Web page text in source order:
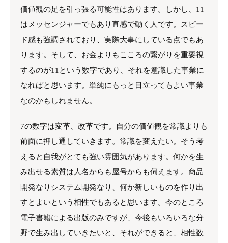
価値観の足を引っ張る可能性はあります。しかし、11
はメッセンジャーでもあり直感で動く人です。スピー
ド感も強調されており、実際大事にしている点でもあ
ります。そして、お金よりもこころの繋がりを重要視
するのが11という数字であり、それを意識した事業に
なればと思います。単純にもっと目立ってもよい事業
なのかもしれません。
7の数字は変革、改革です。自分の価値観を常識よりも
前面に押し通していきます。常識を変えたい。そう考
えると自我がとても強い雰囲気があります。何かを生
み出せる素質は人名からも屋号からも伺えます。商品
開発なりシステム開発なり、何か新しいものを作り出
すとよいという相性でもあると思います。今のところ
電子書籍による出版のみですが、今後もいろいろな分
野で生み出していきたいと、それができると、相性数